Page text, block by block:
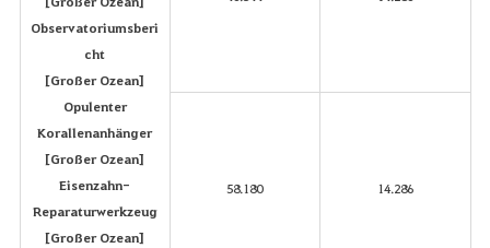
Observatoriumsberi
cht
[Großer Ozean]
Opulenter
Korallenanhänger
[Großer Ozean]
Eisenzahn-
Reparaturwerkzeug
[Großer Ozean]
58.180 14.286